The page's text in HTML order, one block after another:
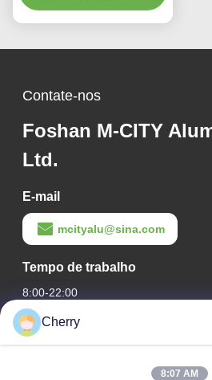
de corte a laser para
Contate-nos
Foshan M-CITY
Ltd.
E-mail
mcityalu@sina.com
Tempo de trabalho
8:00-22:00
O nosso endereço
Cherry
8:07 AM